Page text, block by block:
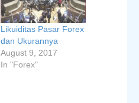
Likuiditas Pasar Forex
dan Ukurannya
August 9, 2017
In "Forex"